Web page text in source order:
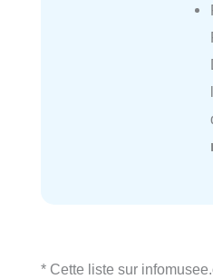
* Cette liste sur